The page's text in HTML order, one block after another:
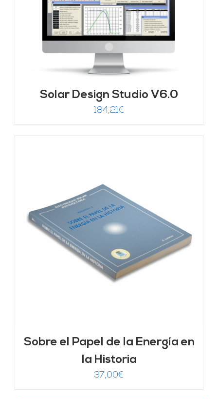
Solar Design Studio V6.0
184,21€
Sobre el Papel de la Energía en
la Historia
37,00€